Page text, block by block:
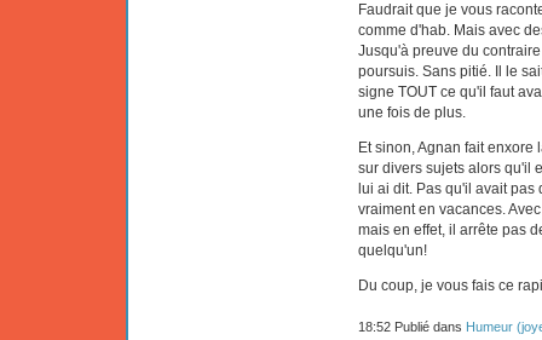
Faudrait que je vous
comme d'hab. Mais avec
Jusqu'à preuve du
poursuis. Sans pitié. Il le
signe TOUT ce qu'il faut
une fois de plus.
Et sinon, Agnan fait
sur divers sujets alors qu'il
lui ai dit. Pas qu'il avait
vraiment en vacances.
mais en effet, il arrête pas
quelqu'un!
Du coup, je vous fais ce
18:52 Publié dans Humeur